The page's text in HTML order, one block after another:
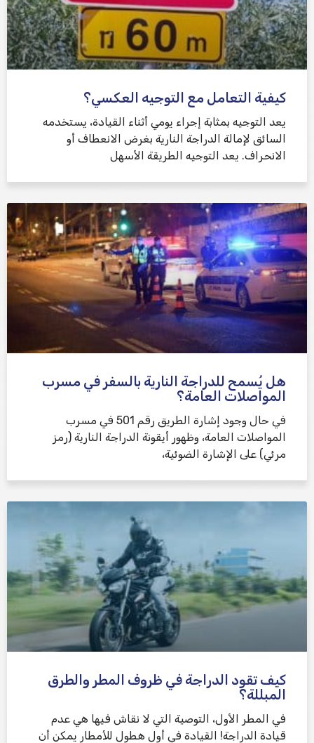
كيفية التعامل مع التوجيه العكسي؟
يعد التوجيه بمثابة إجراء يومي أثناء القيادة، يستخدمه
السائق لإمالة الدراجة النارية بغرض الانعطاف أو
الانحراف. يعد التوجيه الطريقة الأسهل
هل يُسمح للدراجة النارية بالسفر في مسرب
المواصلات العامة؟
في حال وجود إشارة الطريق رقم 501 في مسرب
المواصلات العامة، وظهور أيقونة الدراجة النارية (رمز
مرئي) على الإشارة الضوئية،
كيف تقود الدراجة في ظروف المطر والطرق
المبللة؟
في المطر الأول، التوصية التي لا نقاش فيها هي عدم
قيادة الدراجة! القيادة في أول هطول للأمطار يمكن أن